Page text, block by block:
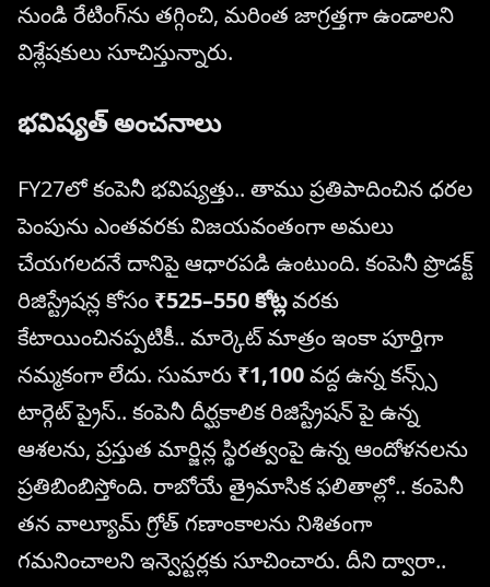
నుండి రేటింగ్‌ను తగ్గించి, మరింత జాగ్రత్తగా ఉండాలని
విశ్లేషకులు సూచిస్తున్నారు.
భవిష్యత్ అంచనాలు
FY27లో కంపెనీ భవిష్యత్తు.. తాము ప్రతిపాదించిన ధరల
పెంపును ఎంతవరకు విజయవంతంగా అమలు
చేయగలదనే దానిపై ఆధారపడి ఉంటుంది. కంపెనీ ప్రొడక్ట్
రిజిస్ట్రేషన్ల కోసం ₹525–550 కోట్లవరకు
కేటాయించినప్పటికీ.. మార్కెట్ మాత్రం ఇంకా పూర్తిగా
నమ్మకంగా లేదు. సుమారు ₹1,100వద్ద ఉన్న కన్స్స్
టార్గెట్ ప్రైస్.. కంపెనీ దీర్ఘకాలిక రిజిస్ట్రేషన్ పై ఉన్న
ఆశలను, ప్రస్తుత మార్జిన్ల స్థిరత్వంపై ఉన్న ఆందోళనలను
ప్రతిబింబిస్తోంది. రాబోయే త్రైమాసిక ఫలితాల్లో.. కంపెనీ
తన వాల్యూమ్ గ్రోత్ గణాంకాలను నిశితంగా
గమనించాలని ఇన్వెస్టర్లకు సూచించారు. దీని ద్వారా..